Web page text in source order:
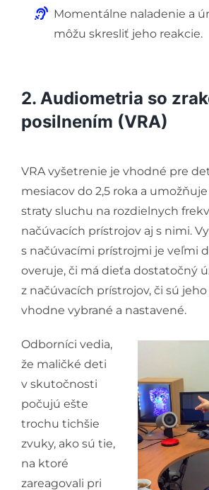
Momentálne naladenie a
môžu skresliť jeho reakcie.
2. Audiometria so
posilnením (VRA)
VRA vyšetrenie je vhodné pre
mesiacov do 2,5 roka a
straty sluchu na rozdielnych
načúvacích prístrojov aj s nimi.
s načúvacími prístrojmi je veľmi
overuje, či má dieťa dostatočný
z načúvacích prístrojov, či sú
vhodne vybrané a nastavené.
Odborníci vedia,
že maličké deti
v skutočnosti
počujú ešte
trochu tichšie
zvuky, ako sú tie,
na ktoré
zareagovali pri